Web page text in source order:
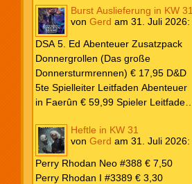
Frank: Der Pandora-Zyklus PB #1
Die Reise nach Pandora € 16,00
Corey, James: The Captive’s War
HC #2 Der Glaube der Bestien €
24,00 Loewe: Suzuki, Julietta: Süße
Bisse #6 € 7,50
Burst Auslieferung in KW 31
von Gerd am 31. Juli 2026:
DSA 5. Ed Abenteuer Zusatzpack
Donnergrollen (Das große
Donnersturmrennen) € 17,95 D&D
5te Spielleiter Leitfaden Abenteuer
in Faerûn € 59,99 Spieler Leitfaden
Heftle in KW 31
von Gerd am 31. Juli 2026:
Perry Rhodan Neo #388 € 7,50
Perry Rhodan I #3389 € 3,30